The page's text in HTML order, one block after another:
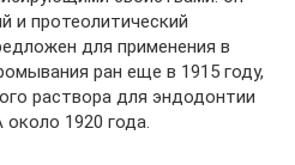
и протеолитический
для применения в
ран еще в 1915 году,
раствора для эндодонтии
1920 года.